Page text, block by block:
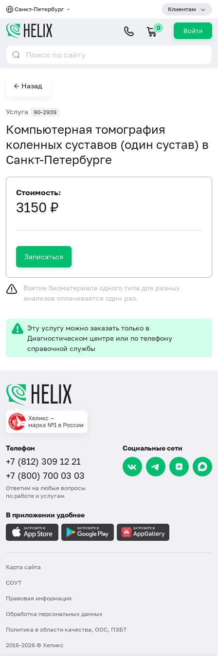
Санкт-Петербург Клиентам
0 Войти
← Назад
Услуга 90-2939
Компьютерная томография
коленных суставов (один сустав) в
Санкт-Петербурге
Стоимость:
3150 ₽
Записаться
Взятие биоматериала одного типа для разных
анализов оплачивается один раз.
Эту услугу можно заказать только в
Диагностическом центре или по телефону
справочной службы
Телефон
+7 (812) 309 12 21
+7 (800) 700 03 03
Ответим на любые вопросы
по работе и услугам
Социальные сети
В приложении удобнее
Карта сайта
СОУТ
Правовая информация
Обработка персональных данных
Политика в области качества, ООС, ПЗБТ
2016-2026 © Хеликс